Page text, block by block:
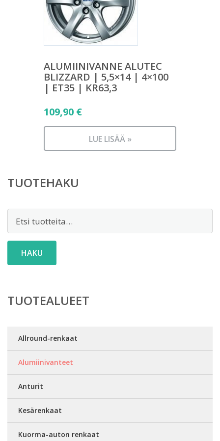
ALUMIINIVANNE ALUTEC
BLIZZARD | 5,5×14 | 4×100
| ET35 | KR63,3
109,90 €
LUE LISÄÄ »
TUOTEHAKU
HAKU
TUOTEALUEET
Allround-renkaat
Alumiinivanteet
Anturit
Kesärenkaat
Kuorma-auton renkaat